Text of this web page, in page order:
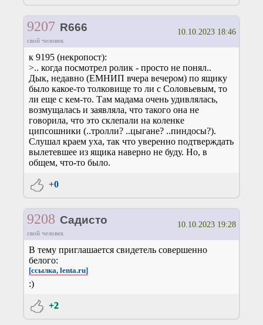
9207 R666
свой человек
10.10.2023 18:46
к 9195 (некропост):
>.. когда посмотрел ролик - просто не понял..
Дык, недавно (ЕМНИП вчера вечером) по ящику
было какое-то толковище то ли с Соловьевым, то
ли еще с кем-то. Там мадама очень удивлялась,
возмущалась и заявляла, что такого она не
говорила, что это склепали на коленке
ципсошники (..тролли? ..цыгане? ..пиндосы?).
Слушал краем уха, так что уверенно подтверждать
вылетевшее из ящика наверно не буду. Но, в
общем, что-то было.
+0
9208 Садисто
свой человек
10.10.2023 19:28
В тему приглашается свидетель совершенно
белого:
[ссылка, lenta.ru]
:)
+2